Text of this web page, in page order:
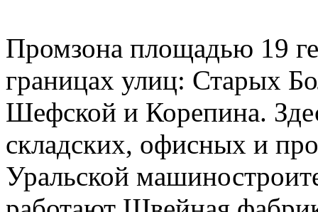
Промзона площадью 19
границах улиц: Старых
Шефской и Корепина.
складских, офисных и
Уральской